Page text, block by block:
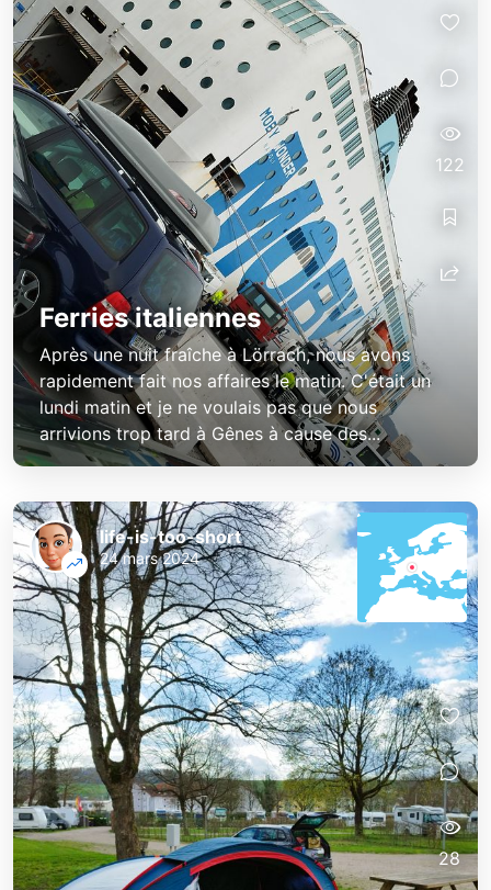
Ferries italiennes
Après une nuit fraîche à Lörrach, nous avons
rapidement fait nos affaires le matin. C'était un
lundi matin et je ne voulais pas que nous
arrivions trop tard à Gênes à cause des...
122
life-is-too-short
24 mars 2024
28